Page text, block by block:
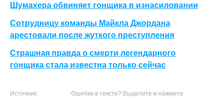
Шумахера обвиняет гонщика в изнасиловании
Сотрудницу команды Майкла Джордана
арестовали после жуткого преступления
Страшная правда о смерти легендарного
гонщика стала известна только сейчас
Источник:
Ошибка в тексте? Выделите и нажмите